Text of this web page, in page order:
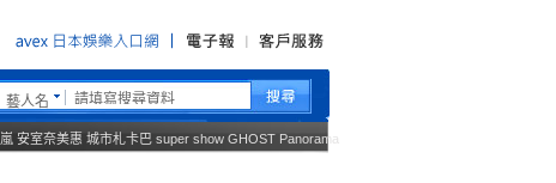
藝人名
嵐 安室奈美惠 城市札卡巴 super show GHOST Panorama